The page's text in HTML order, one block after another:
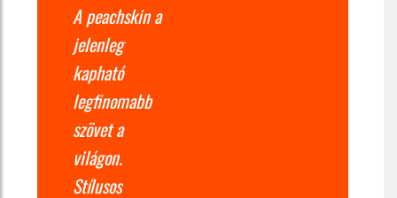
A peachskin a
jelenleg
kapható
legfinomabb
szövet a
világon.
Stílusos